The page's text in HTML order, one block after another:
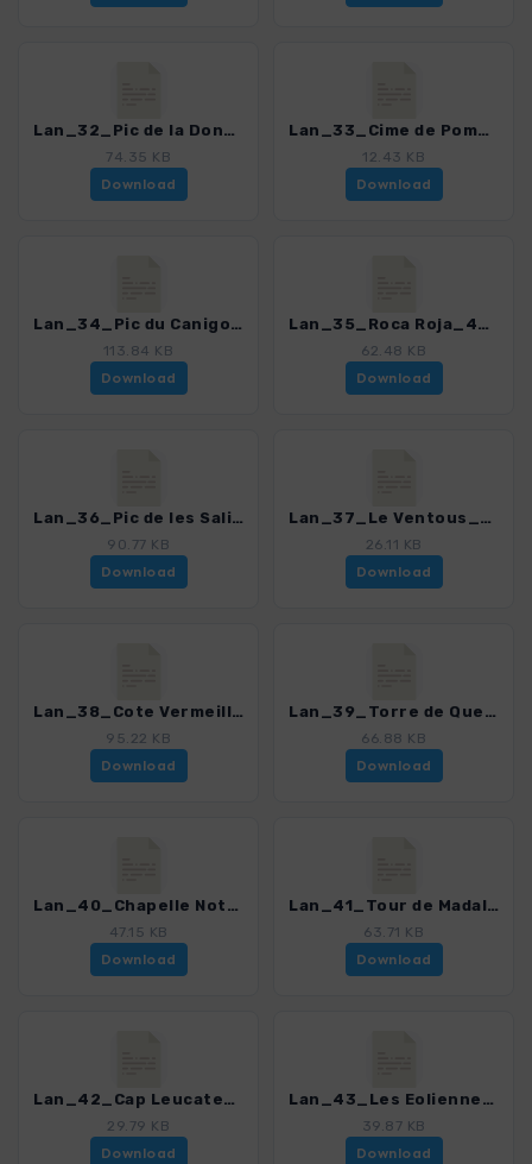
Lan_32_Pic de la Dona_4306_3.gpx
74.35 KB
Download
Lan_33_Cime de Pomarole_4306_3.gpx
12.43 KB
Download
Lan_34_Pic du Canigou_4306_3.gpx
113.84 KB
Download
Lan_35_Roca Roja_4306_3.gpx
62.48 KB
Download
Lan_36_Pic de les Salines_4306_3.gpx
90.77 KB
Download
Lan_37_Le Ventous_4306_3.gpx
26.11 KB
Download
Lan_38_Cote Vermeille von Cerbere nach Argeles Plage_4306_3.gpx
95.22 KB
Download
Lan_39_Torre de Querroig_4306_3.gpx
66.88 KB
Download
Lan_40_Chapelle Notre-Dame de la Salette_4306_3.gpx
47.15 KB
Download
Lan_41_Tour de Madaloc_4306_3.gpx
63.71 KB
Download
Lan_42_Cap Leucate_4306_3.gpx
29.79 KB
Download
Lan_43_Les Eoliennes de Garrigue Haute_4306_3.gpx
39.87 KB
Download